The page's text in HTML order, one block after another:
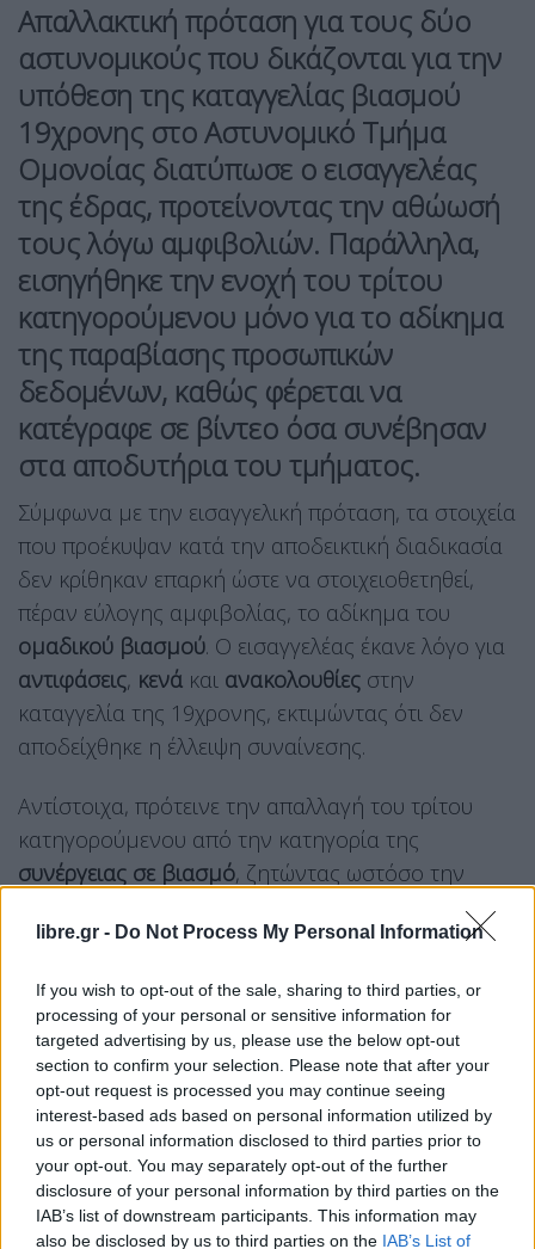
libre.gr - Do Not Process My Personal Information
If you wish to opt-out of the sale, sharing to third parties, or
processing of your personal or sensitive information for
targeted advertising by us, please use the below opt-out
section to confirm your selection. Please note that after your
opt-out request is processed you may continue seeing
interest-based ads based on personal information utilized by
us or personal information disclosed to third parties prior to
your opt-out. You may separately opt-out of the further
disclosure of your personal information by third parties on the
IAB’s list of downstream participants. This information may
also be disclosed by us to third parties on the IAB’s List of
Απαλλακτική πρόταση για τους δύο
αστυνομικούςπου δικάζονται για την
υπόθεση της καταγγελίας βιασμού
19χρονης στοΑστυνομικό Τμήμα
Ομονοίας διατύπωσε ο εισαγγελέας
της έδρας, προτείνοντας την αθώωσή
τους λόγω αμφιβολιών. Παράλληλα,
εισηγήθηκε την ενοχή του τρίτου
κατηγορούμενου μόνο για το αδίκημα
τηςπαραβίασης προσωπικών
δεδομένων, καθώς φέρεται να
κατέγραφε σε βίντεο όσα συνέβησαν
στα αποδυτήρια του τμήματος.
Σύμφωνα με την εισαγγελική πρόταση, τα στοιχεία
που προέκυψαν κατά την αποδεικτική διαδικασία
δεν κρίθηκαν επαρκή ώστε να στοιχειοθετηθεί,
πέραν εύλογης αμφιβολίας, το αδίκημα του
ομαδικού βιασμού. Ο εισαγγελέας έκανε λόγο για
αντιφάσεις, κενά και ανακολουθίες στην
καταγγελία της 19χρονης, εκτιμώντας ότι δεν
αποδείχθηκε η έλλειψη συναίνεσης.
Αντίστοιχα, πρότεινε την απαλλαγή του τρίτου
κατηγορούμενου από την κατηγορία της
συνέργειας σε βιασμό, ζητώντας ωστόσο την
δεδομένωνλόγω της βιντεοσκόπησης του
Η καταγγελία της 19χρονης
Σύμφωνα με όσα έχει καταθέσει η 19χρονη στο
Μικτό Ορκωτό Δικαστήριο Αθηνών, το βράδυ της
11ης Οκτωβρίου 2022 απευθύνθηκε σε
αστυνομικούς που πραγματοποιούσαν περιπολία
στοΘησείο, ζητώντας βοήθεια για ζήτημα που
αφορούσε τον χώρο εργασίας της. Όπως έχει